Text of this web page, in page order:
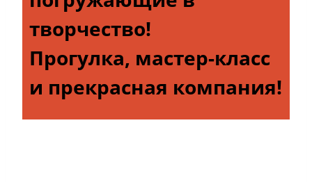
творчество!
Прогулка, мастер-класс
и прекрасная компания!